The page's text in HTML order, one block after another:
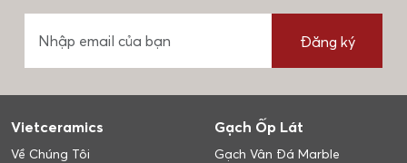
Đăng ký
Vietceramics
Về Chúng Tôi
Gạch Ốp Lát
Gạch Vân Đá Marble